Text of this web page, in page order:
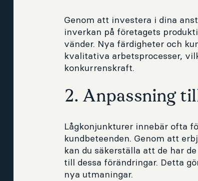
Genom att investera i dina
inverkan på företagets
vänder. Nya färdigheter och
kvalitativa arbetsprocesser,
konkurrenskraft.
2. Anpassning
Lågkonjunkturer innebär ofta
kundbeteenden. Genom att
kan du säkerställa att de har
till dessa förändringar. Detta
nya utmaningar.